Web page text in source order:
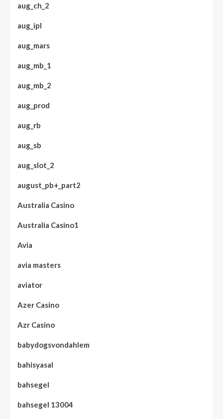
aug_ch_2
aug_ipl
aug_mars
aug_mb_1
aug_mb_2
aug_prod
aug_rb
aug_sb
aug_slot_2
august_pb+_part2
Australia Casino
Australia Casino1
Avia
avia masters
aviator
Azer Casino
Azr Casino
babydogsvondahlem
bahisyasal
bahsegel
bahsegel 13004